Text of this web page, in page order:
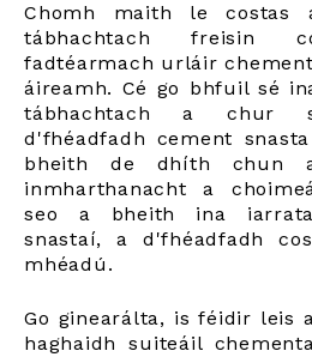
Chomh maith le costas
tábhachtach freisin
fadtéarmach urláir
áireamh. Cé go bhfuil sé
tábhachtach a chur
d'fhéadfadh cement
bheith de dhíth chun
inmharthanacht a
seo a bheith ina
snastaí, a d'fhéadfadh
mhéadú.
Go ginearálta, is féidir leis
haghaidh suiteáil